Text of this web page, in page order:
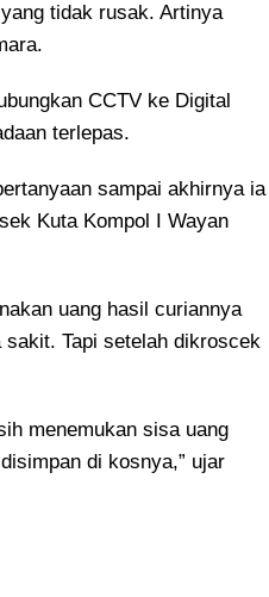
tidak rusak. Artinya
CCTV ke Digital
terlepas.
sampai akhirnya ia
Kuta Kompol I Wayan
uang hasil curiannya
Tapi setelah dikroscek
menemukan sisa uang
di kosnya,” ujar